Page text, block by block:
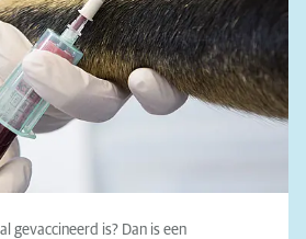
gevaccineerd is? Dan is een